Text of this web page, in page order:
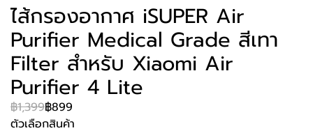
ไส้กรองอากาศ iSUPER Air
Purifier Medical Grade สีเทา
Filter สำหรับ Xiaomi Air
Purifier 4 Lite
฿1,399฿899
ตัวเลือกสินค้า